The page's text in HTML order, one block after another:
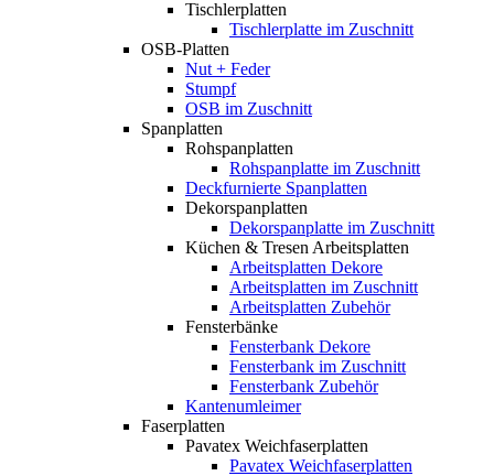
Tischlerplatten
Tischlerplatte im Zuschnitt
OSB-Platten
Nut + Feder
Stumpf
OSB im Zuschnitt
Spanplatten
Rohspanplatten
Rohspanplatte im Zuschnitt
Deckfurnierte Spanplatten
Dekorspanplatten
Dekorspanplatte im Zuschnitt
Küchen & Tresen Arbeitsplatten
Arbeitsplatten Dekore
Arbeitsplatten im Zuschnitt
Arbeitsplatten Zubehör
Fensterbänke
Fensterbank Dekore
Fensterbank im Zuschnitt
Fensterbank Zubehör
Kantenumleimer
Faserplatten
Pavatex Weichfaserplatten
Pavatex Weichfaserplatten